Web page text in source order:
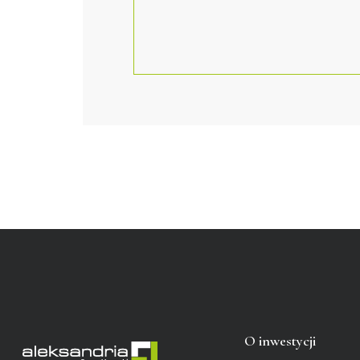
O inwestycji